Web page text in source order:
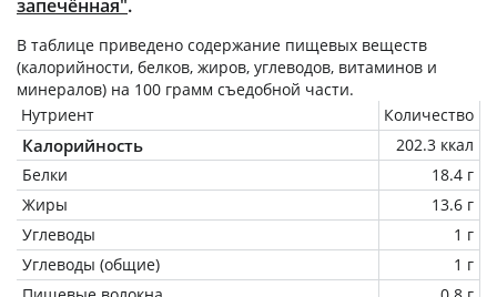
запечённая".
В таблице приведено содержание пищевых веществ
(калорийности, белков, жиров, углеводов, витаминов и
минералов) на 100 грамм съедобной части.
Нутриент
Количество
Калорийность
202.3 ккал
Белки
18.4 г
Жиры
13.6 г
Углеводы
1 г
Углеводы (общие)
1 г